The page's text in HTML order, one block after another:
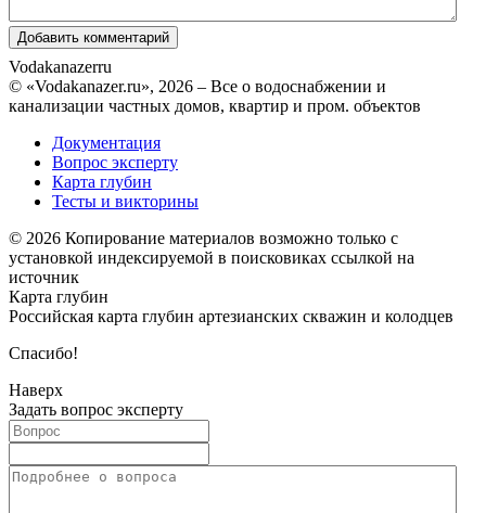
Vodakanazerru
© «Vodakanazer.ru», 2026 – Все о водоснабжении и
канализации частных домов, квартир и пром. объектов
Документация
Вопрос эксперту
Карта глубин
Тесты и викторины
© 2026 Копирование материалов возможно только с
установкой индексируемой в поисковиках ссылкой на
источник
Карта глубин
Российская карта глубин артезианских скважин и колодцев
Спасибо!
Наверх
Задать вопрос эксперту